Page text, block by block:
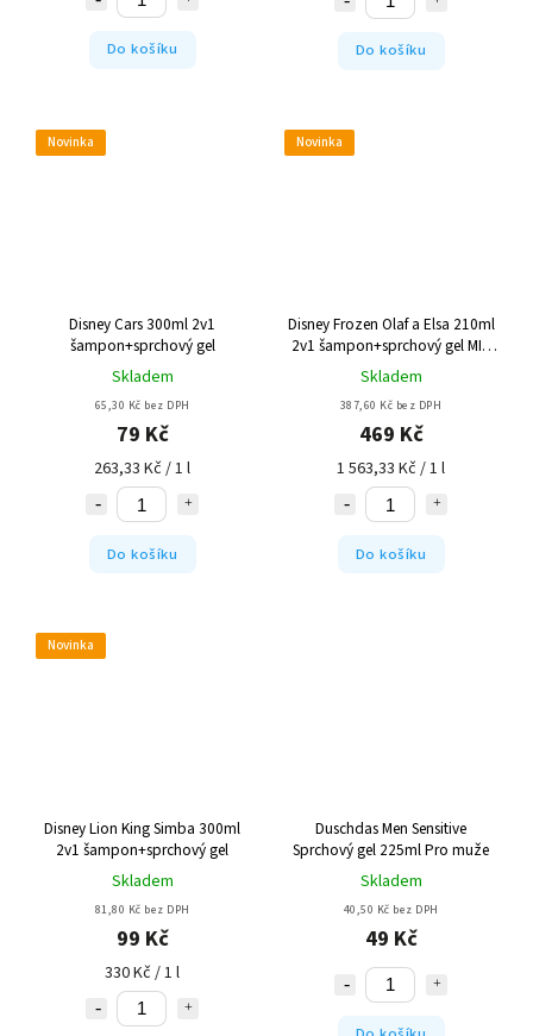
Do košíku Do košíku
Novinka
Disney Cars 300ml 2v1
šampon+sprchový gel
Skladem
65,30 Kč bez DPH
79 Kč
263,33 Kč / 1 l
Do košíku
Novinka
Disney Frozen Olaf a Elsa 210ml
2v1 šampon+sprchový gel MIX
12ks
Skladem
387,60 Kč bez DPH
469 Kč
1 563,33 Kč / 1 l
Do košíku
Novinka
Disney Lion King Simba 300ml
2v1 šampon+sprchový gel
Skladem
81,80 Kč bez DPH
99 Kč
330 Kč / 1 l
Duschdas Men Sensitive
Sprchový gel 225ml Pro muže
Skladem
40,50 Kč bez DPH
49 Kč